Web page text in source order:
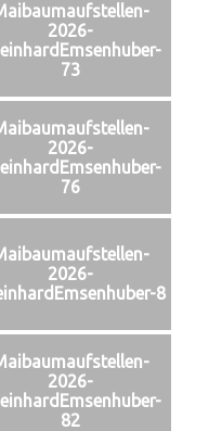
2026-
73
2026-
76
2026-
8
2026-
82